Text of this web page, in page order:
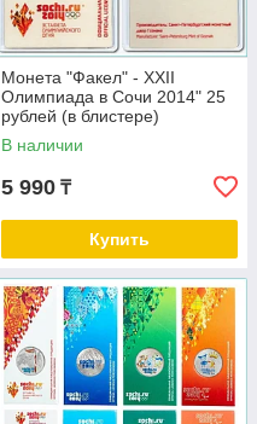
Монета "Факел" - XXII
Олимпиада в Сочи 2014" 25
рублей (в блистере)
В наличии
5 990 ₸
Купить